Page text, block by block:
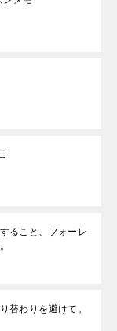
ること、フォーレ
替わりを避けて。